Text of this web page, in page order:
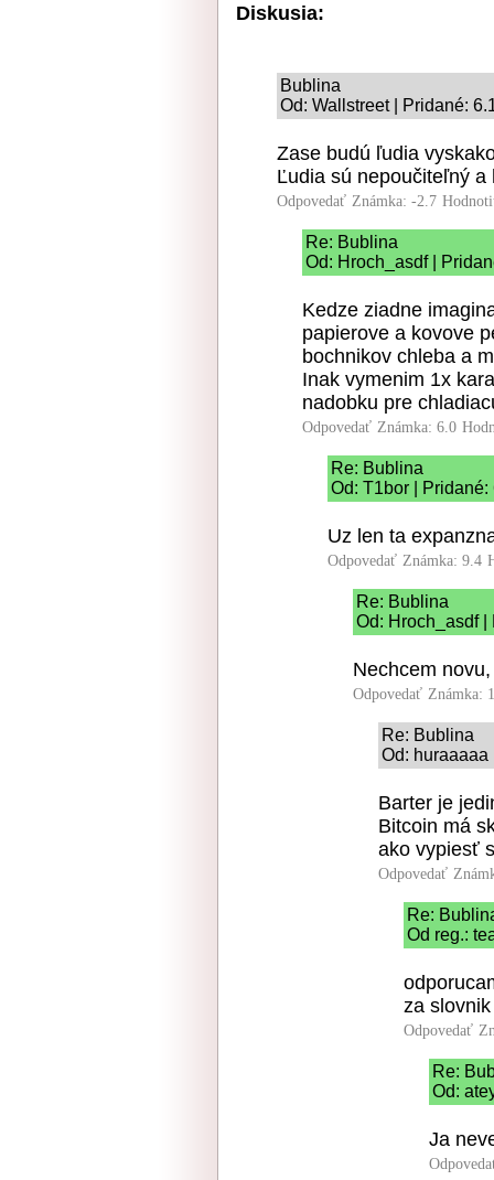
Diskusia:
Bublina
Od: Wallstreet | Pridané:
Zase budú ľudia
Ľudia sú nepoučiteľný
Odpovedať Známka: -2.7
Re: Bublina
Od: Hroch_asdf |
Kedze ziadne
papierove a kovove
bochnikov chleba a
Inak vymenim 1x
nadobku pre
Odpovedať Známka: 6.0
Re: Bublina
Od: T1bor |
Uz len ta
Odpovedať Známka: 9.4
Re: Bublina
Od: Hroch_asdf |
Nechcem
Odpovedať Známka:
Re: Bublina
Od: huraaaaa
Barter je
Bitcoin má
ako vypiesť
Odpovedať
Re:
Od reg.:
za
Odpovedať
Re:
Od:
Ja